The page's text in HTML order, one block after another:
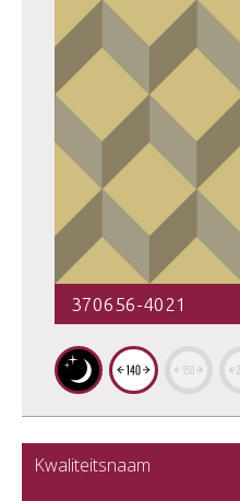
370656-4021
Kwaliteitsnaam